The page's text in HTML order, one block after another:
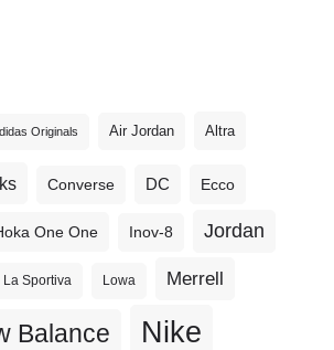
Originals Air Jordan Altra
Converse DC Ecco
One One Inov-8 Jordan
La Sportiva Lowa Merrell
Balance Nike